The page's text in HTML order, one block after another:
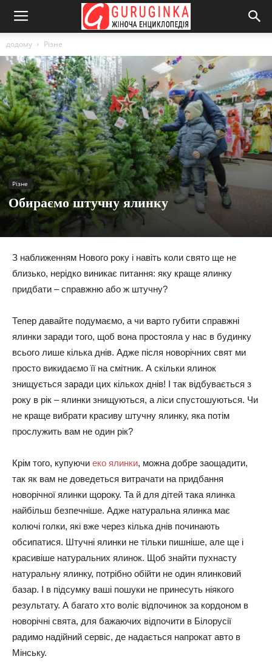
додому Різне
Різне
Обираємо штучну ялинку
З наближенням Нового року і навіть коли свято ще не
близько, нерідко виникає питання: яку краще ялинку
придбати – справжню або ж штучну?
Тепер давайте подумаємо, а чи варто губити справжні
ялинки заради того, щоб вона простояла у нас в будинку
всього лише кілька днів. Адже після новорічних свят ми
просто викидаємо її на смітник. А скільки ялинок
знищується заради цих кількох днів! І так відбувається з
року в рік – ялинки знищуються, а ліси спустошуються. Чи
не краще вибрати красиву штучну ялинку, яка потім
прослужить вам не один рік?
Крім того, купуючи еко ялинки, можна добре заощадити,
так як вам не доведеться витрачати на придбання
новорічної ялинки щороку. Та й для дітей така ялинка
найбільш безпечніше. Адже натуральна ялинка має
колючі голки, які вже через кілька днів починають
обсипатися. Штучні ялинки не тільки пишніше, але ще і
красивіше натуральних ялинок. Щоб знайти пухнасту
натуральну ялинку, потрібно обійти не один ялинковий
базар. І в підсумку ваші пошуки не принесуть ніякого
результату. А багато хто воліє відпочинок за кордоном в
новорічні свята, для бажаючих відпочити в Білорусії
радимо надійний сервіс, де надається напрокат авто в
Мінську.